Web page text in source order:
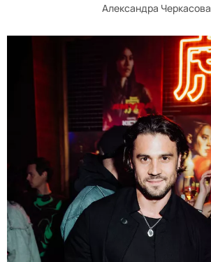
Александра Черкасова